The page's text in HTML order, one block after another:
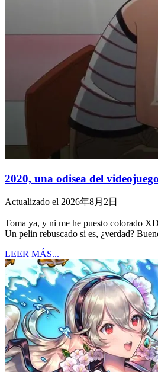
2020, una odisea del
Actualizado el 2026年8月2日
Toma ya, y ni me he puesto colorado
Un pelin rebuscado si es, ¿verdad?
LEER MÁS...